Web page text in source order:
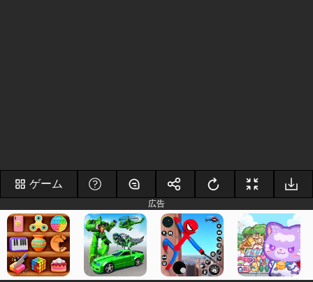
ゲーム
広告